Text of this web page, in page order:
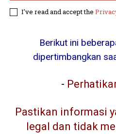
I've read and accept the
Berikut ini
dipertimbangkan
-
Pastikan informasi
legal dan tidak